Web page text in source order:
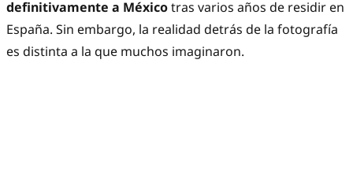
definitivamente a Méxicotras varios años de residir en
España. Sin embargo, la realidad detrás de la fotografía
es distinta a la que muchos imaginaron.